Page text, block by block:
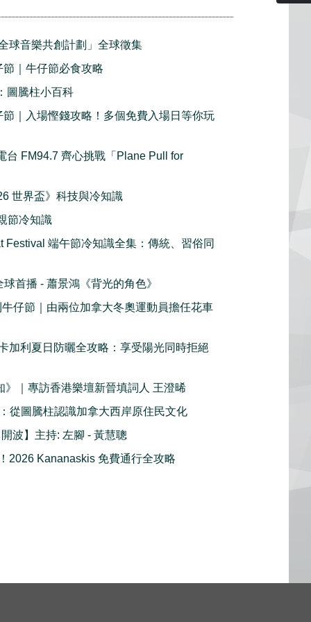
球音樂共創計劃」全球徵集
｜牛仔節必食攻略
圖騰柱小百科
｜入場慳錢攻略！多個免費入場日等你玩
台 FM94.7 齊心挑戰「Plane Pull for
世界盃》科技與冷知識
節冷知識
Festival 端午節冷知識全集：傳統、習俗同
首播 - 蕭景鴻《背光的角色》
仔節｜由兩位加拿大冬奧運動員擔任花車
加利夏日防曬全攻略：享受陽光同時拒絕
》｜專訪香港樂壇新晉填詞人 王澄晞
從圖騰柱認識加拿大西岸原住民文化
波】主持: 左腳 - 黃慧聰
2026 Kananaskis 免費通行全攻略